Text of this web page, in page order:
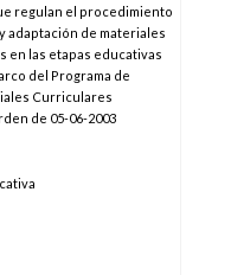
regulan el procedimiento
adaptación de materiales
en las etapas educativas
del Programa de
Curriculares
de 05-06-2003